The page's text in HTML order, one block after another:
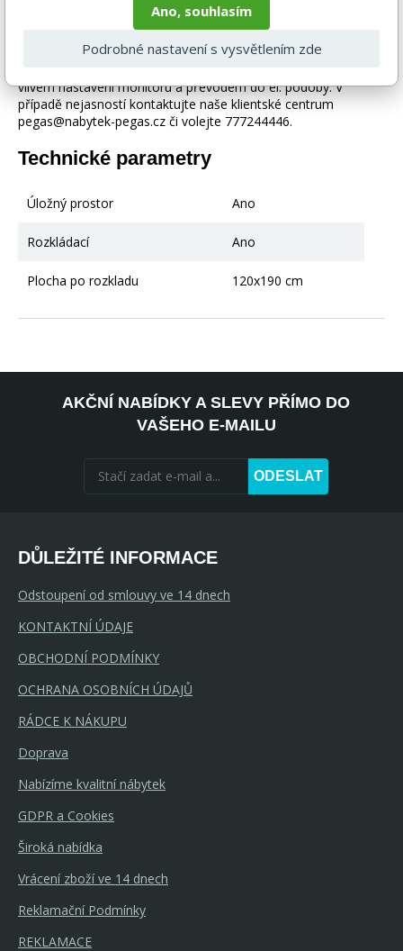
doplňků, spotřebičů, baterie, matrací atd.), nejsou tedy v ceně.
Pokud není uvedeno jinak. Většinou je zboží dodáváno v
demontovaném stavu, dle charakteru zboží. Fotografie mohou
vlivem nastavení monitoru a převodem do el. podoby. V
případě nejasností kontaktujte naše klientské centrum
pegas@nabytek-pegas.cz či volejte 777244446.
Technické parametry
Úložný prostor Ano
Rozkládací Ano
Plocha po rozkladu 120x190 cm
AKČNÍ NABÍDKY A SLEVY PŘÍMO DO
VAŠEHO E-MAILU
ODESLAT
DŮLEŽITÉ INFORMACE
Odstoupení od smlouvy ve 14 dnech
KONTAKTNÍ ÚDAJE
OBCHODNÍ PODMÍNKY
OCHRANA OSOBNÍCH ÚDAJŮ
RÁDCE K NÁKUPU
Doprava
Nabízíme kvalitní nábytek
GDPR a Cookies
Široká nabídka
Vrácení zboží ve 14 dnech
Reklamační Podmínky
REKLAMACE
Ano, souhlasím
Podrobné nastavení s vysvětlením zde